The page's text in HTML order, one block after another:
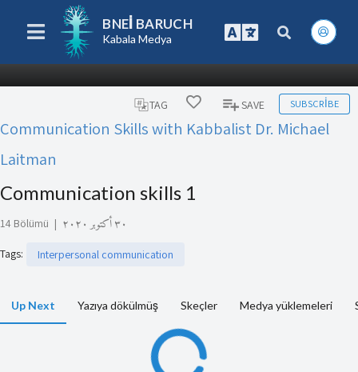
BNEI BARUCH
Kabala Medya
TAG SAVE SUBSCRIBE
Communication Skills with Kabbalist Dr. Michael
Laitman
Communication skills 1
14 Bölümü | ٣٠ أكتوبر ٢٠٢٠
Tags: Interpersonal communication
Up Next Yazıya dökülmüş Skeçler Medya yüklemeleri